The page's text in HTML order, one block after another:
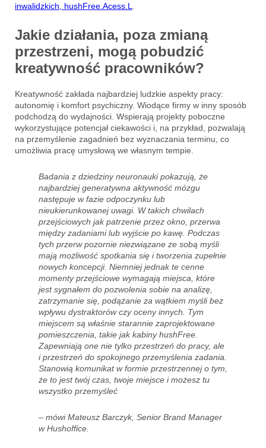
inwalidzkich, hushFree.Acess.L
Jakie działania, poza zmianą
przestrzeni, mogą pobudzić
kreatywność pracowników?
Kreatywność zakłada najbardziej ludzkie aspekty pracy:
autonomię i komfort psychiczny. Wiodące firmy w inny sposób
podchodzą do wydajności. Wspierają projekty poboczne
wykorzystujące potencjał ciekawości i, na przykład, pozwalają
na przemyślenie zagadnień bez wyznaczania terminu, co
umożliwia pracę umysłową we własnym tempie.
Badania z dziedziny neuronauki pokazują, że
najbardziej generatywna aktywność mózgu
następuje w fazie odpoczynku lub
nieukierunkowanej uwagi. W takich chwilach
przejściowych jak patrzenie przez okno, przerwa
między zadaniami lub wyjście po kawę. Podczas
tych przerw pozornie niezwiązane ze sobą myśli
mają możliwość spotkania się i tworzenia zupełnie
nowych koncepcji. Niemniej jednak te cenne
momenty przejściowe wymagają miejsca, które
jest sygnałem do pozwolenia sobie na analizę,
zatrzymanie się, podążanie za wątkiem myśli bez
wpływu dystraktorów czy oceny innych. Tym
miejscem są właśnie starannie zaprojektowane
pomieszczenia, takie jak kabiny hushFree.
Zapewniają one nie tylko przestrzeń do pracy, ale
i przestrzeń do spokojnego przemyślenia zadania.
Stanowią komunikat w formie przestrzennej o tym,
że to jest twój czas, twoje miejsce i możesz tu
wszystko przemyśleć
– mówi Mateusz Barczyk, Senior Brand Manager
w Hushoffice.